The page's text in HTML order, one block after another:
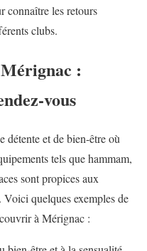
connaître les retours
clubs.
:
vous
détente et de bien-être où
tels que hammam,
sont propices aux
quelques exemples de
à Mérignac :